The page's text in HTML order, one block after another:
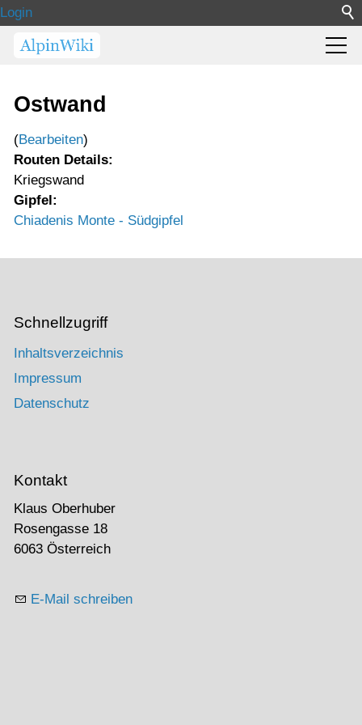
Login
Ostwand
(Bearbeiten)
Routen Details:
Kriegswand
Gipfel:
Chiadenis Monte - Südgipfel
Schnellzugriff
Inhaltsverzeichnis
Impressum
Datenschutz
Kontakt
Klaus Oberhuber
Rosengasse 18
6063 Österreich
E-Mail schreiben